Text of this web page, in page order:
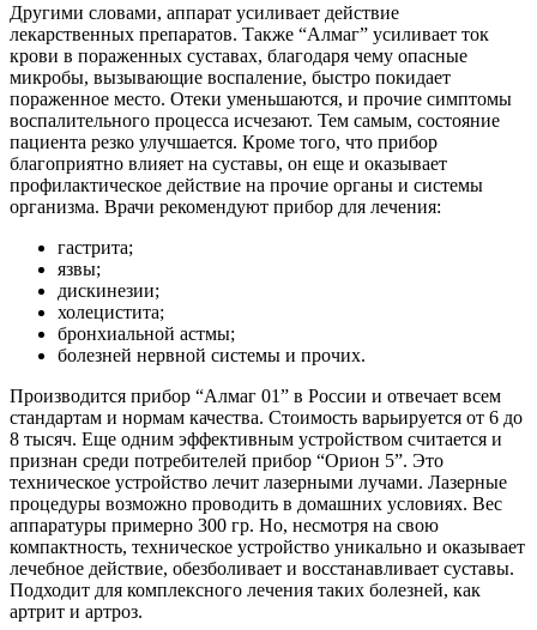
Другими словами, аппарат усиливает действие
лекарственных препаратов. Также “Алмаг” усиливает ток
крови в пораженных суставах, благодаря чему опасные
микробы, вызывающие воспаление, быстро покидает
пораженное место. Отеки уменьшаются, и прочие симптомы
воспалительного процесса исчезают. Тем самым, состояние
пациента резко улучшается. Кроме того, что прибор
благоприятно влияет на суставы, он еще и оказывает
профилактическое действие на прочие органы и системы
организма. Врачи рекомендуют прибор для лечения:
гастрита;
язвы;
дискинезии;
холецистита;
бронхиальной астмы;
болезней нервной системы и прочих.
Производится прибор “Алмаг 01” в России и отвечает всем
стандартам и нормам качества. Стоимость варьируется от 6 до
8 тысяч. Еще одним эффективным устройством считается и
признан среди потребителей прибор “Орион 5”. Это
техническое устройство лечит лазерными лучами. Лазерные
процедуры возможно проводить в домашних условиях. Вес
аппаратуры примерно 300 гр. Но, несмотря на свою
компактность, техническое устройство уникально и оказывает
лечебное действие, обезболивает и восстанавливает суставы.
Подходит для комплексного лечения таких болезней, как
артрит и артроз.